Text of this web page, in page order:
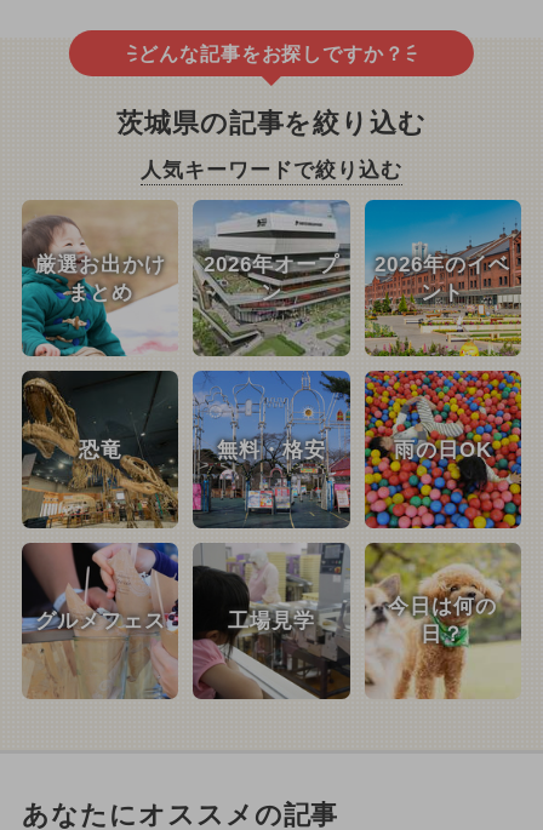
どんな記事をお探しですか？
茨城県の記事を絞り込む
人気キーワードで絞り込む
厳選お出かけ
まとめ
2026年オープ
ン
2026年のイベ
ント
恐竜 無料・格安 雨の日OK
グルメフェス 工場見学
今日は何の
日？
あなたにオススメの記事